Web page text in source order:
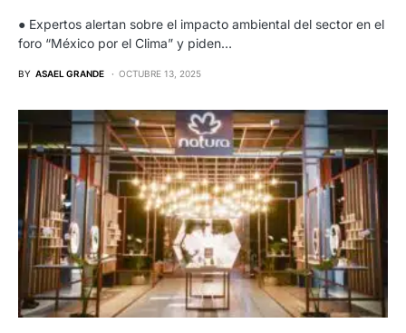
● Expertos alertan sobre el impacto ambiental del sector en el
foro “México por el Clima” y piden…
BY ASAEL GRANDE OCTUBRE 13, 2025